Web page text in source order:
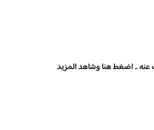
.. اضغط هنا وشاهد المزيد